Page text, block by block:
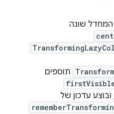
שונה
תוספים
עדכון של